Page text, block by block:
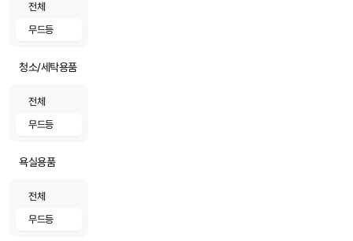
전체
무드등
청소/세탁용품
전체
무드등
욕실용품
전체
무드등